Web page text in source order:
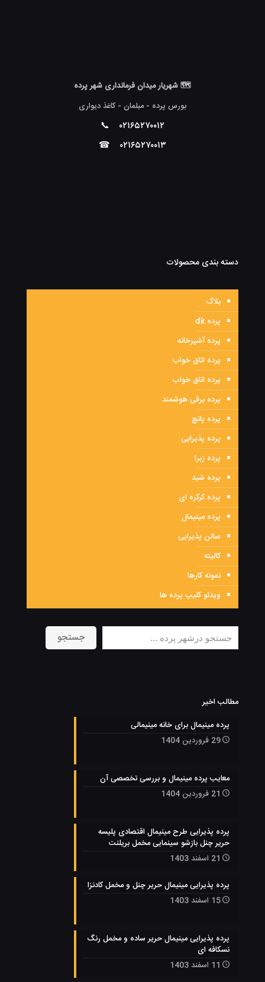
🗺 شهریار میدان فرمانداری شهر پرده
بورس پرده - مبلمان - کاغذ دیواری
۰۲۱۶۵۲۷۰۰۱۲ 📞
۰۲۱۶۵۲۷۰۰۱۳ ☎
دسته بندی محصولات
بلاگ
پرده dk
پرده آشپزخانه
پرده اتاق خواب
پرده اتاق خواب
پرده برقی هوشمند
پرده پانچ
پرده پذیرایی
پرده زبرا
پرده شید
پرده کرکره ای
پرده مینیمال
سالن پذیرایی
کالیته
نمونه کارها
ویدئو کلیپ پرده ها
جستجو جستجو
مطالب اخیر
پرده مینیمال برای خانه مینیمالی
29 فروردین 1404
معایب پرده مینیمال و بررسی تخصصی آن
21 فروردین 1404
پرده پذیرایی طرح مینیمال اقتصادی پلیسه
حریر چنل بازشو سینمایی مخمل بریلنت
21 اسفند 1403
پرده پذیرایی مینیمال حریر چنل و مخمل کادنزا
15 اسفند 1403
پرده پذیرایی مینیمال حریر ساده و مخمل رنگ
نسکافه ای
11 اسفند 1403